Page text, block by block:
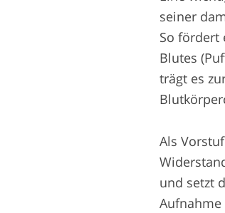
seiner
So fördert
Blutes
trägt es
Als
und setzt